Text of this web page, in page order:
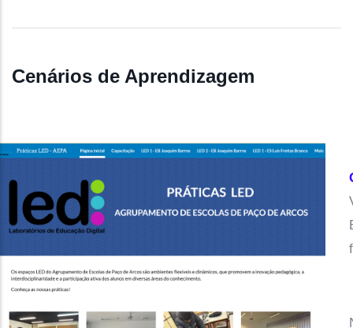
Cenários de Aprendizagem